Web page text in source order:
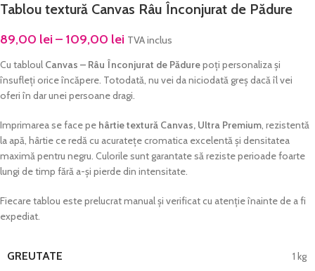
Tablou textură Canvas Râu Înconjurat de Pădure
89,00 lei – 109,00 lei TVA inclus
Cu tabloul Canvas – Râu Înconjurat de Pădurepoți personaliza și
însufleți orice încăpere. Totodată, nu vei da niciodată greș dacă îl vei
oferi în dar unei persoane dragi.
Imprimarea se face pe hârtie textură Canvas, Ultra Premium, rezistentă
la apă, hârtie ce redă cu acuratețe cromatica excelentă și densitatea
maximă pentru negru. Culorile sunt garantate să reziste perioade foarte
lungi de timp fără a-și pierde din intensitate.
Fiecare tablou este prelucrat manual și verificat cu atenție înainte de a fi
expediat.
GREUTATE 1 kg